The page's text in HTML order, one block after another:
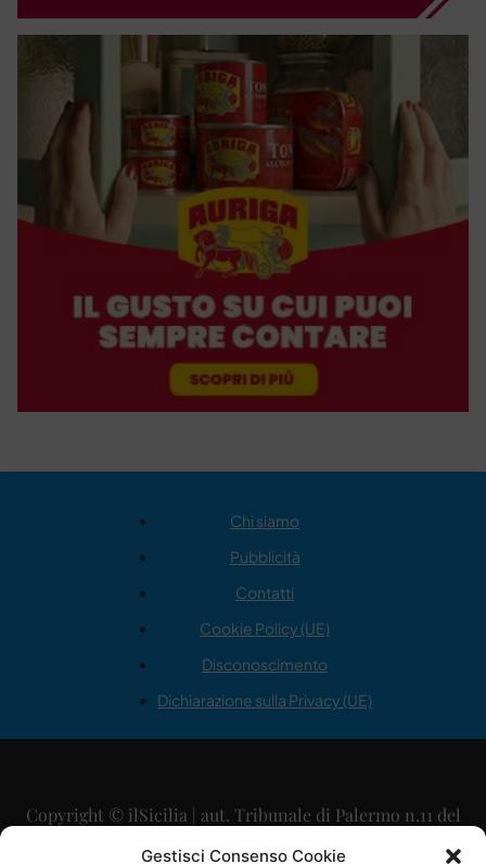
Gestisci Consenso Cookie
Chi siamo
Pubblicità
Contatti
Cookie Policy (UE)
Disconoscimento
Dichiarazione sulla Privacy (UE)
Copyright © ilSicilia | aut. Tribunale di Palermo n.11 del
29/09/2015